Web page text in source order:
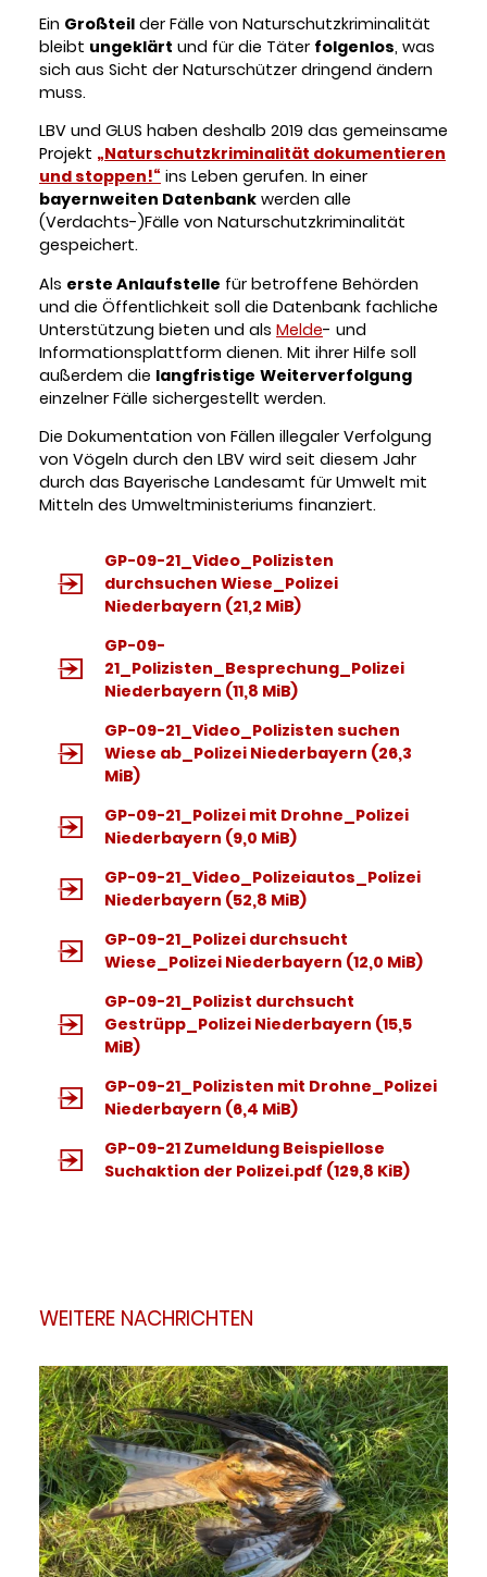
Ein Großteil der Fälle von Naturschutzkriminalität
bleibt ungeklärt und für die Täter folgenlos, was
sich aus Sicht der Naturschützer dringend ändern
muss.
LBV und GLUS haben deshalb 2019 das gemeinsame
Projekt „Naturschutzkriminalität dokumentieren
und stoppen!“ ins Leben gerufen. In einer
bayernweiten Datenbank werden alle
(Verdachts-)Fälle von Naturschutzkriminalität
gespeichert.
Als erste Anlaufstelle für betroffene Behörden
und die Öffentlichkeit soll die Datenbank fachliche
Unterstützung bieten und als Melde- und
Informationsplattform dienen. Mit ihrer Hilfe soll
außerdem die langfristige Weiterverfolgung
einzelner Fälle sichergestellt werden.
Die Dokumentation von Fällen illegaler Verfolgung
von Vögeln durch den LBV wird seit diesem Jahr
durch das Bayerische Landesamt für Umwelt mit
Mitteln des Umweltministeriums finanziert.
GP-09-21_Video_Polizisten
durchsuchen Wiese_Polizei
Niederbayern (21,2 MiB)
GP-09-
21_Polizisten_Besprechung_Polizei
Niederbayern (11,8 MiB)
GP-09-21_Video_Polizisten suchen
Wiese ab_Polizei Niederbayern (26,3
MiB)
GP-09-21_Polizei mit Drohne_Polizei
Niederbayern (9,0 MiB)
GP-09-21_Video_Polizeiautos_Polizei
Niederbayern (52,8 MiB)
GP-09-21_Polizei durchsucht
Wiese_Polizei Niederbayern (12,0 MiB)
GP-09-21_Polizist durchsucht
Gestrüpp_Polizei Niederbayern (15,5
MiB)
GP-09-21_Polizisten mit Drohne_Polizei
Niederbayern (6,4 MiB)
GP-09-21 Zumeldung Beispiellose
Suchaktion der Polizei.pdf (129,8 KiB)
WEITERE NACHRICHTEN